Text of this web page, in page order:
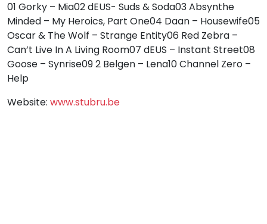
01 Gorky – Mia02 dEUS- Suds & Soda03 Absynthe
Minded – My Heroics, Part One04 Daan – Housewife05
Oscar & The Wolf – Strange Entity06 Red Zebra –
Can’t Live In A Living Room07 dEUS – Instant Street08
Goose – Synrise09 2 Belgen – Lena10 Channel Zero –
Help
Website: www.stubru.be